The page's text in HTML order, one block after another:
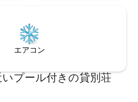
エアコン
プール付きの貸別荘